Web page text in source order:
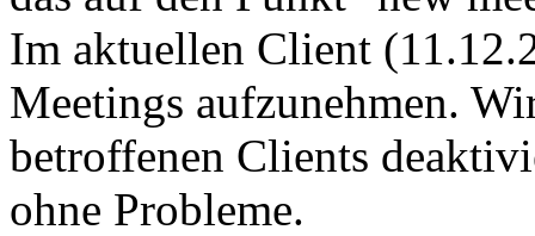
Im aktuellen Client
Meetings aufzunehmen.
betroffenen Clients
ohne Probleme.